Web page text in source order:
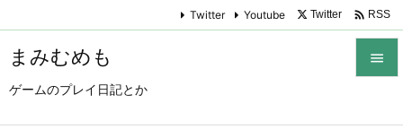
まみむめも
ゲームのプレイ日記とか

Twitter Youtube Twitter  RSS